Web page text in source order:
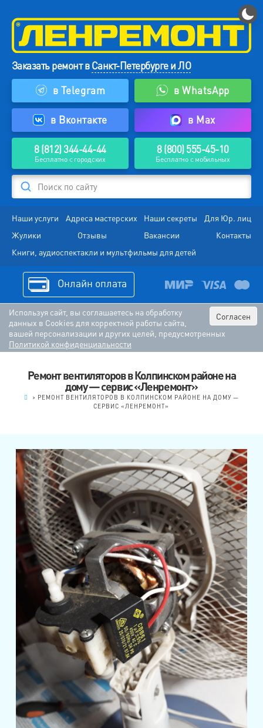
Заказать ремонт вСанкт-Петербурге и ЛО
в Telegram
в WhatsApp
в Вконтакте в Max
8 (812) 344-44-44
Бесплатно с городских
8 (800) 555-45-10
Бесплатно с мобильных
Поиск по сайту
Наши услуги Адреса мастерских Наши секреты
Для Юр. лиц
Жулики
Отзывы Вакансии
Контакты
Книги, аудиоспектакли и мультфильмы для детей
Онлайн оплата
Согласен
Используя сайт, вы соглашаетесь на обработку
данных в Cookies для корректной работы сайта,
вашей персонализации и других целей, предусмотренных
Политикой конфиденциальности
Ремонт вентиляторов в Колпинском районе на
дому — сервис «Ленремонт»
> РЕМОНТ ВЕНТИЛЯТОРОВ В КОЛПИНСКОМ РАЙОНЕ НА ДОМУ —
СЕРВИС «ЛЕНРЕМОНТ»